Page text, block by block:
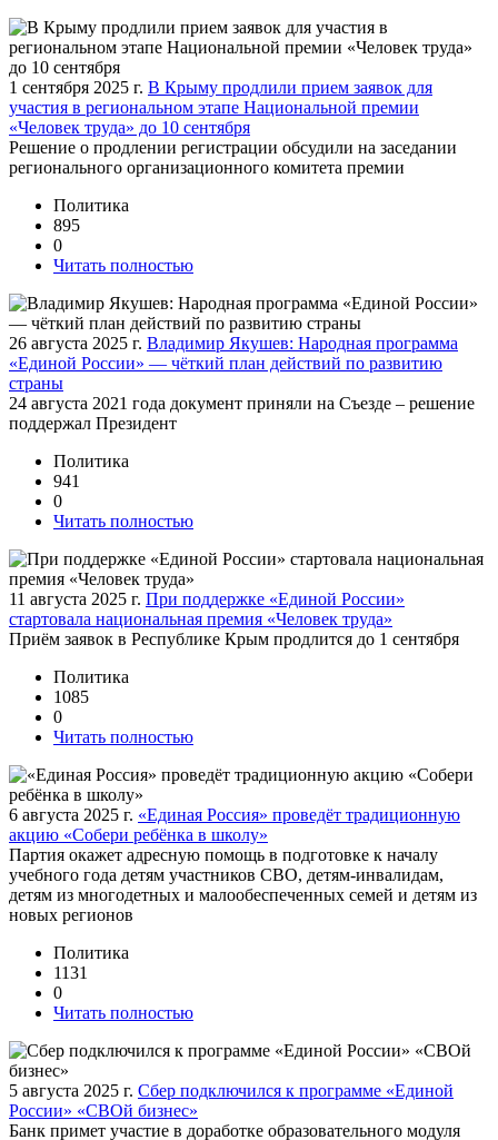
1 сентября 2025 г. В Крыму продлили прием заявок для
участия в региональном этапе Национальной премии
«Человек труда» до 10 сентября
Решение о продлении регистрации обсудили на заседании
регионального организационного комитета премии
Политика
895
0
Читать полностью
26 августа 2025 г. Владимир Якушев: Народная программа
«Единой России» — чёткий план действий по развитию
страны
24 августа 2021 года документ приняли на Съезде – решение
поддержал Президент
Политика
941
0
Читать полностью
11 августа 2025 г. При поддержке «Единой России»
стартовала национальная премия «Человек труда»
Приём заявок в Республике Крым продлится до 1 сентября
Политика
1085
0
Читать полностью
6 августа 2025 г. «Единая Россия» проведёт традиционную
акцию «Собери ребёнка в школу»
Партия окажет адресную помощь в подготовке к началу
учебного года детям участников СВО, детям-инвалидам,
детям из многодетных и малообеспеченных семей и детям из
новых регионов
Политика
1131
0
Читать полностью
5 августа 2025 г. Сбер подключился к программе «Единой
России» «СВОй бизнес»
Банк примет участие в доработке образовательного модуля